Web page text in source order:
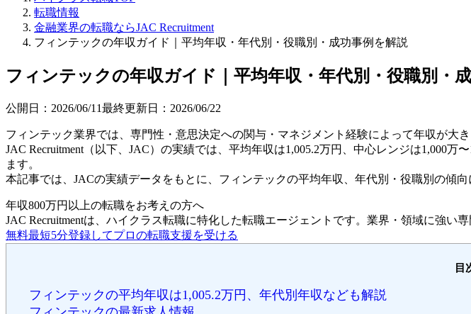
転職情報
金融業界の転職ならJAC Recruitment
フィンテックの年収ガイド｜平均年収・年代別・役職別・成功事例を解説
フィンテックの年収ガイド｜平均年収・年代別・役職別・
公開日： 2026/06/11最終更新日： 2026/06/22
フィンテック業界では、専門性・意思決定への関与・マネジメント経験によって年収が大き
JAC Recruitment（以下、JAC）の実績では、平均年収は1,005.2万円、中心レンジは1,000
ます。
本記事では、JACの実績データをもとに、フィンテックの平均年収、年代別・役職別の傾
年収800万円以上の転職をお考えの方へ
JAC Recruitmentは、ハイクラス転職に特化した転職エージェントです。 業界・領域に強い
無料最短5分登録してプロの転職支援を受ける
目
フィンテックの平均年収は1,005.2万円、年代別年収なども解説